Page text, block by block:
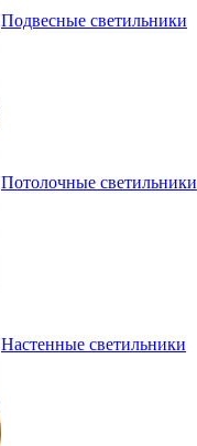
Подвесные светильники
Потолочные светильники
Настенные светильники